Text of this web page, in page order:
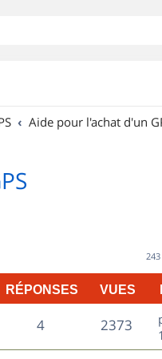
Aide pour l'achat d'un
RÉPONSES VUES
4R
é
2373V
u
e
r